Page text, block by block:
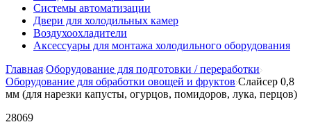
Системы автоматизации
Двери для холодильных камер
Воздухоохладители
Аксессуары для монтажа холодильного оборудования
Главная Оборудование для подготовки / переработки
Оборудование для обработки овощей и фруктов Слайсер 0,8
мм (для нарезки капусты, огурцов, помидоров, лука, перцов)
28069